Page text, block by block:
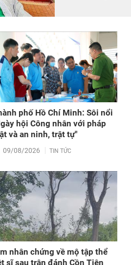
phố Hồ Chí Minh: Sôi nổi
hội Công nhân với pháp
và an ninh, trật tự"
09/08/2026 TIN TỨC
nhân chứng về mộ tập thể
sĩ sau trận đánh Cồn Tiên